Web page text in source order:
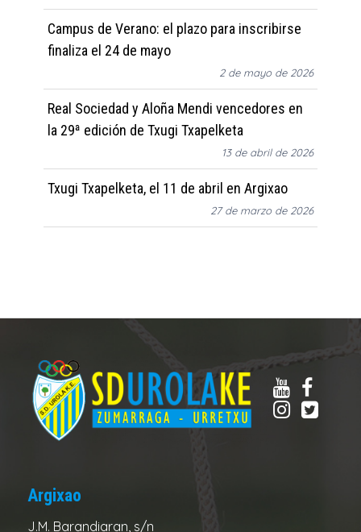
Campus de Verano: el plazo para inscribirse
finaliza el 24 de mayo
2 de mayo de 2026
Real Sociedad y Aloña Mendi vencedores en
la 29ª edición de Txugi Txapelketa
13 de abril de 2026
Txugi Txapelketa, el 11 de abril en Argixao
27 de marzo de 2026
Argixao
J.M. Barandiaran, s/n